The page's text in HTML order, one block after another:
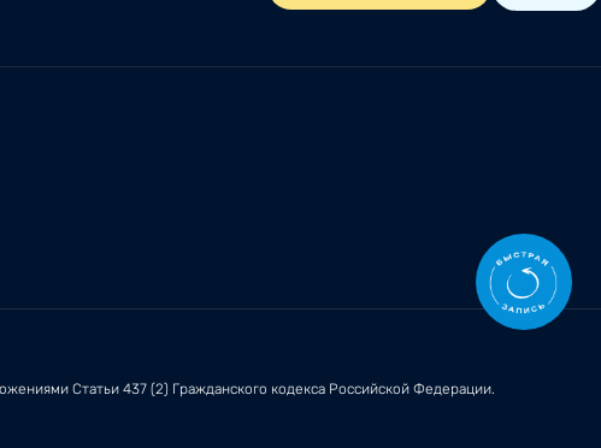
Статьи 437 (2) Гражданского кодекса Российской Федерации.